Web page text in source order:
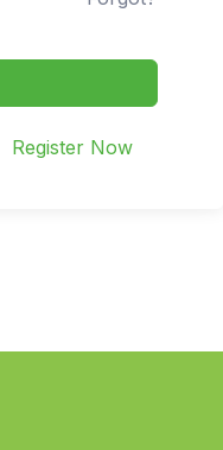
Register Now